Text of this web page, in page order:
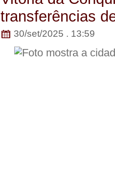
transferências
30/set/2025 . 13:59